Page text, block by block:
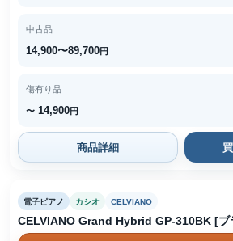
中古品
14,900〜89,700円
傷有り品
〜 14,900円
商品詳細
電子ピアノ カシオ CELVIANO
CELVIANO Grand Hybrid GP-310BK [ブ